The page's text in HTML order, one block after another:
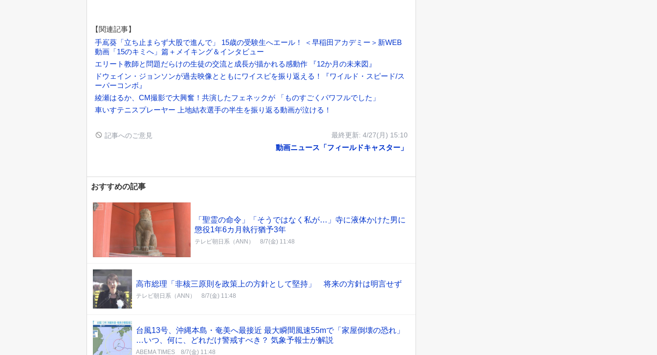
【関連記事】
手嶌葵「立ち止まらず大股で進んで」 15歳の受験生へエール！ ＜早稲田アカデミー＞新WEB
動画「15のキミへ」篇＋メイキング＆インタビュー
エリート教師と問題だらけの生徒の交流と成長が描かれる感動作 『12か月の未来図』
ドウェイン・ジョンソンが過去映像とともにワイスピを振り返える！『ワイルド・スピード/ス
ーパーコンボ』
綾瀬はるか、CM撮影で大興奮！共演したフェネックが 「ものすごくパワフルでした」
車いすテニスプレーヤー 上地結衣選手の半生を振り返る動画が泣ける！
記事へのご意見 最終更新: 4/27(月) 15:10
動画ニュース「フィールドキャスター」
おすすめの記事
「聖霊の命令」「そうではなく私が…」寺に液体かけた男に
懲役1年6カ月執行猶予3年
テレビ朝日系（ANN） 8/7(金) 11:48
高市総理「非核三原則を政策上の方針として堅持」 将来の方針は明言せず
テレビ朝日系（ANN） 8/7(金) 11:48
台風13号、沖縄本島・奄美へ最接近 最大瞬間風速55mで「家屋倒壊の恐れ」
…いつ、何に、どれだけ警戒すべき？ 気象予報士が解説
ABEMA TIMES 8/7(金) 11:48